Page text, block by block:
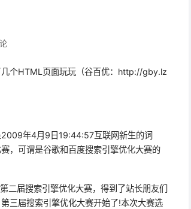
几个HTML页面玩玩（谷百优：http://gby.lz
2009年4月9日19:44:57互联网新生的词
，可谓是谷歌和百度搜索引擎优化大赛的
届搜索引擎优化大赛，得到了站长朋友们
三届搜索引擎优化大赛开始了!本次大赛选